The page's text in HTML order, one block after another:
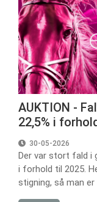
AUKTION -
22,5% i
30-05-2026
Der var stort fald i
i forhold til 2025.
stigning, så man er